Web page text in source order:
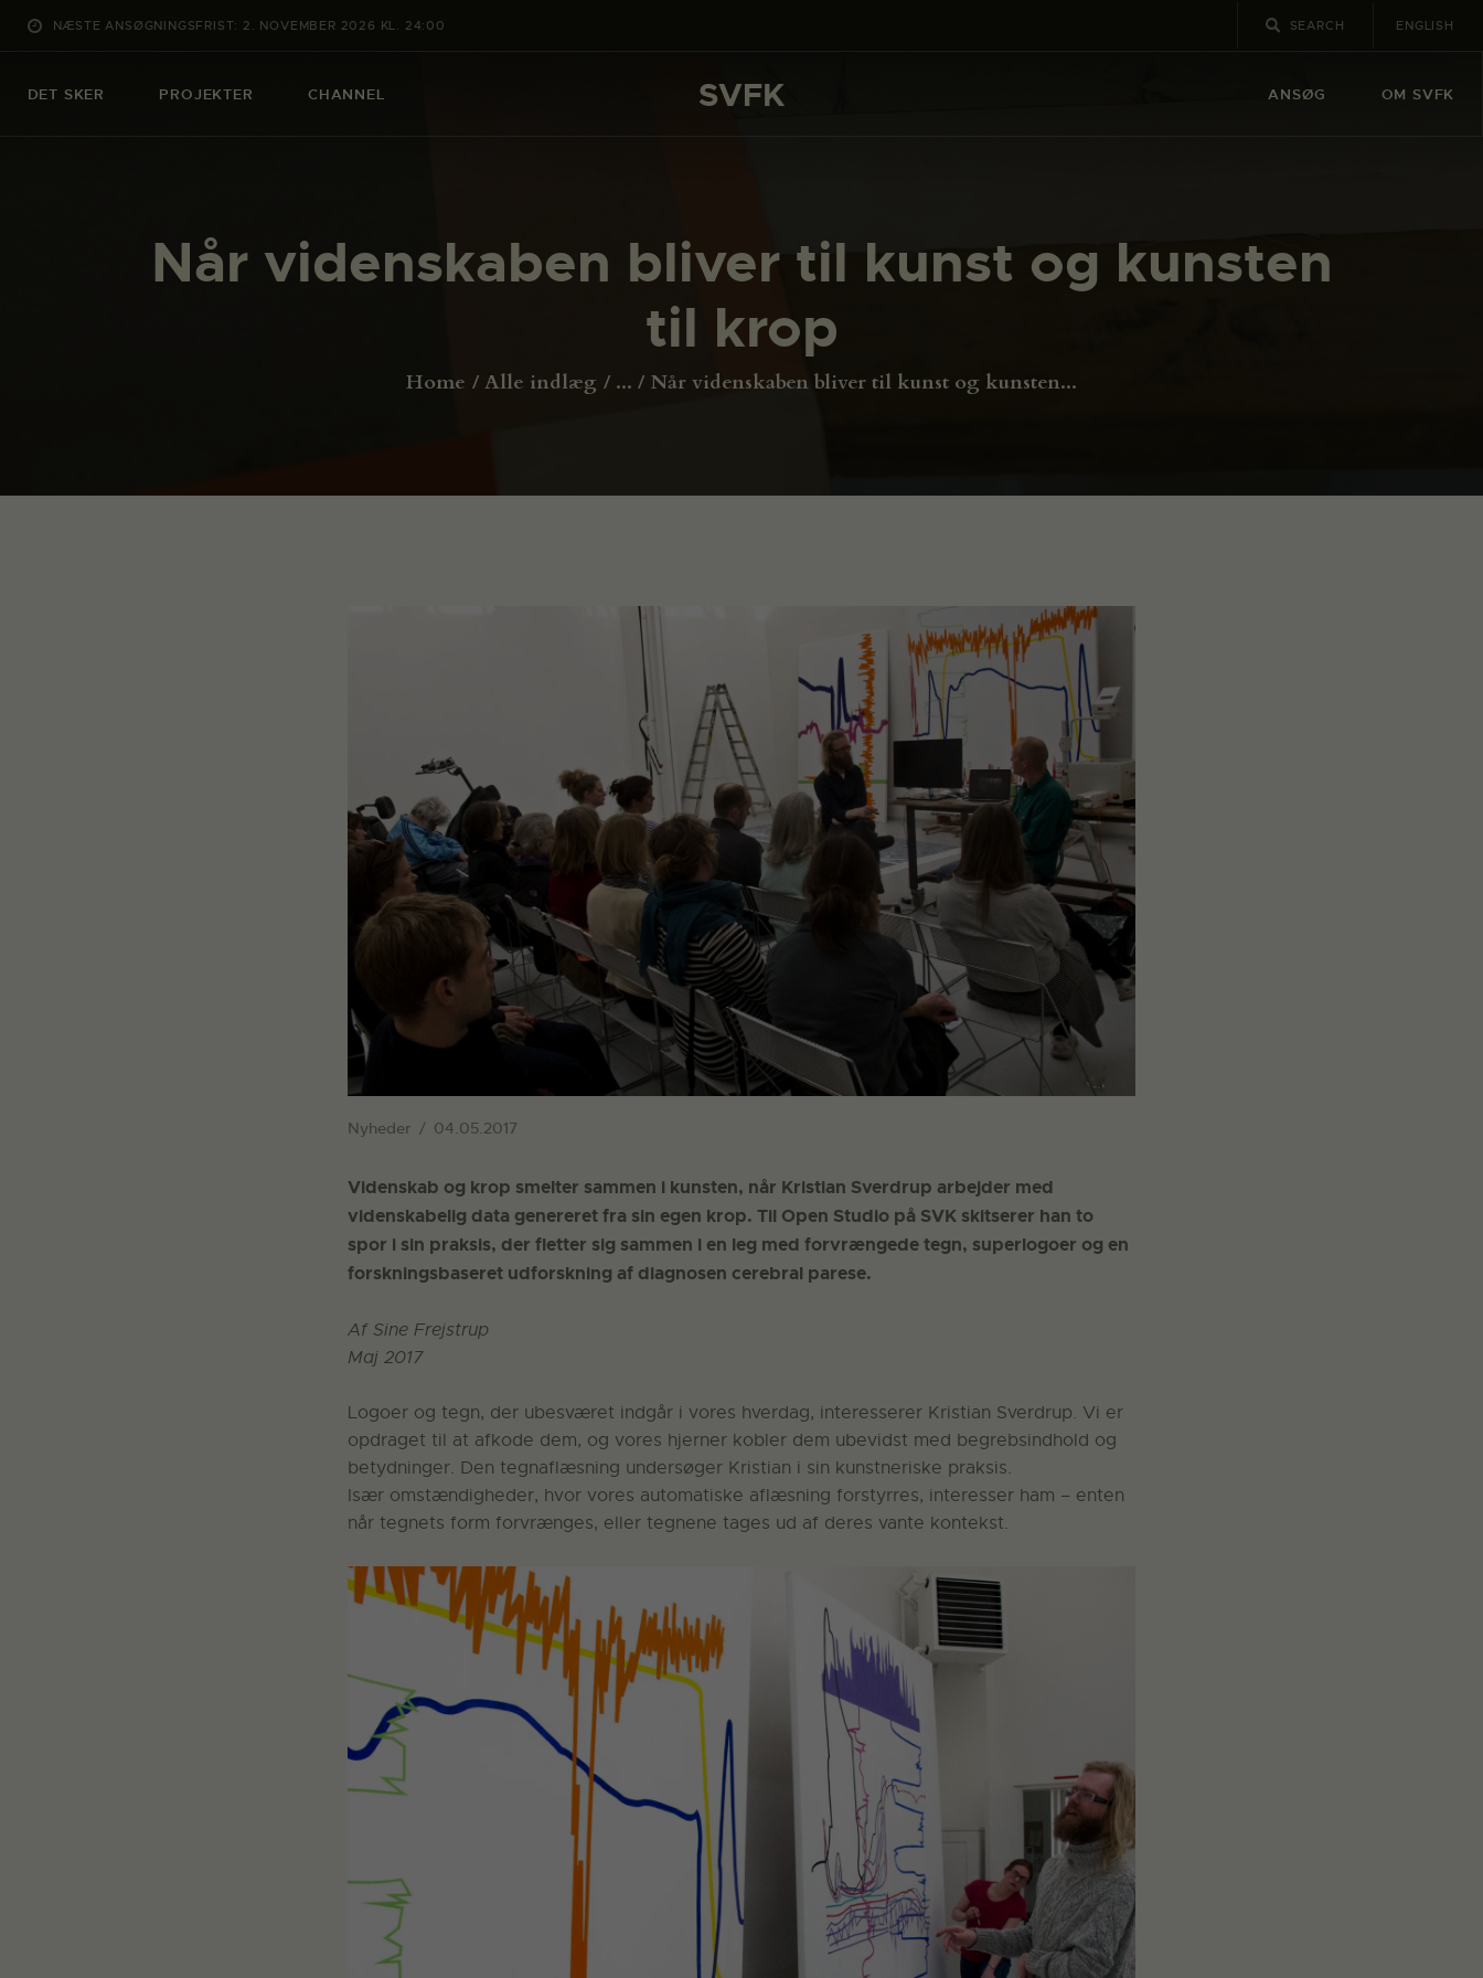
NÆSTE ANSØGNINGSFRIST: 2. NOVEMBER 2026 KL. 24:00 ENGLISH
DET SKER PROJEKTER CHANNEL SVFK ANSØG OM SVFK
Når videnskaben bliver til kunst og kunsten
til krop
Home Alle indlæg ... Når videnskaben bliver til kunst og kunsten...
SVFK
PROJEKTER
OM SVFK
ENGLISH
Nyheder 04.05.2017
Videnskab og krop smelter sammen i kunsten, når Kristian Sverdrup arbejder med
videnskabelig data genereret fra sin egen krop. Til Open Studio på SVK skitserer han to
spor i sin praksis, der fletter sig sammen i en leg med forvrængede tegn, superlogoer og en
forskningsbaseret udforskning af diagnosen cerebral parese.
Af Sine Frejstrup
Maj 2017
Logoer og tegn, der ubesværet indgår i vores hverdag, interesserer Kristian Sverdrup. Vi er
opdraget til at afkode dem, og vores hjerner kobler dem ubevidst med begrebsindhold og
betydninger. Den tegnaflæsning undersøger Kristian i sin kunstneriske praksis.
Især omstændigheder, hvor vores automatiske aflæsning forstyrres, interesser ham – enten
når tegnets form forvrænges, eller tegnene tages ud af deres vante kontekst.